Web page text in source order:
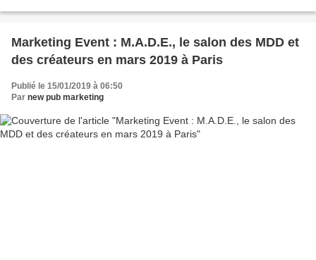
Marketing Event : M.A.D.E., le salon des MDD et
des créateurs en mars 2019 à Paris
Publié le 15/01/2019 à 06:50
Par new pub marketing